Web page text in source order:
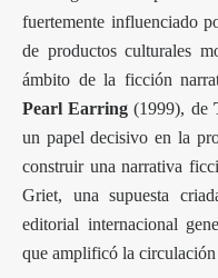
fuertemente influenciado
de productos culturales
ámbito de la ficción
Pearl Earring (1999), de
un papel decisivo en la
construir una narrativa
Griet, una supuesta
editorial internacional
que amplificó la circulación